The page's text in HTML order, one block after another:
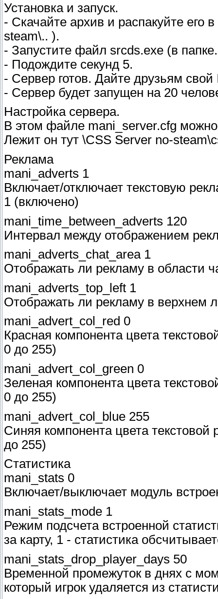
Установка и запуск.
- Скачайте архив и распакуйте
steam\.. ).
- Запустите файл srcds.exe (в
- Подождите секунд 5.
- Сервер готов. Дайте друзьям
- Сервер будет запущен на 20
Настройка сервера.
В этом файле mani_server.cfg можно
Лежит он тут \CSS Server no-
Реклама
mani_adverts 1
Включает/отключает текстовую
1 (включено)
mani_time_between_adverts 120
Интервал между отображением
mani_adverts_chat_area 1
Отображать ли рекламу в области
mani_adverts_top_left 1
Отображать ли рекламу в верхнем
mani_advert_col_red 0
Красная компонента цвета
0 до 255)
mani_advert_col_green 0
Зеленая компонента цвета
0 до 255)
mani_advert_col_blue 255
Синяя компонента цвета
до 255)
Статистика
mani_stats 0
Включает/выключает модуль
mani_stats_mode 1
Режим подсчета встроенной
за карту, 1 - статистика
mani_stats_drop_player_days 50
Временной промежуток в днях с
который игрок удаляется из